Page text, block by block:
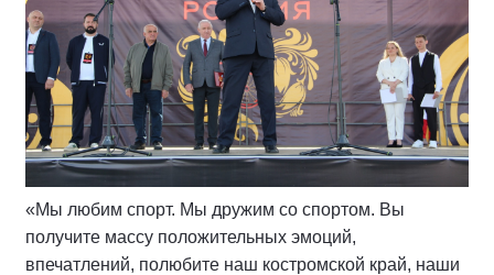
«Мы любим спорт. Мы дружим со спортом. Вы
получите массу положительных эмоций,
впечатлений, полюбите наш костромской край, наши